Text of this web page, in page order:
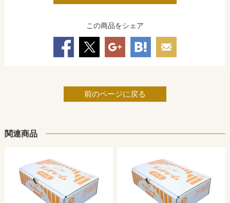
この商品をシェア
前のページに戻る
関連商品